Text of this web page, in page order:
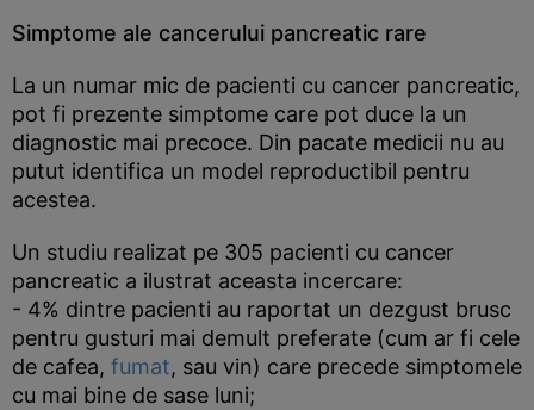
Simptome ale cancerului pancreatic rare
La un numar mic de pacienti cu cancer pancreatic,
pot fi prezente simptome care pot duce la un
diagnostic mai precoce. Din pacate medicii nu au
putut identifica un model reproductibil pentru
acestea.
Un studiu realizat pe 305 pacienti cu cancer
pancreatic a ilustrat aceasta incercare:
- 4% dintre pacienti au raportat un dezgust brusc
pentru gusturi mai demult preferate (cum ar fi cele
de cafea, fumat, sau vin) care precede simptomele
cu mai bine de sase luni;